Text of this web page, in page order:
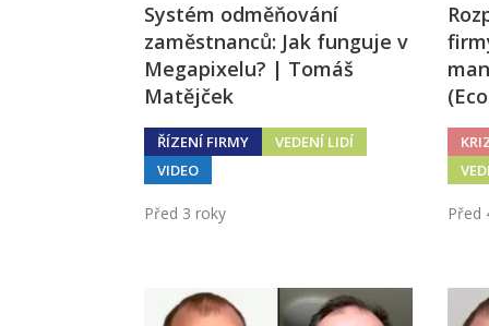
Systém odměňování
zaměstnanců: Jak funguje v
Megapixelu? | Tomáš
Matějček
ŘÍZENÍ FIRMY
VEDENÍ LIDÍ
VIDEO
Před 3 roky Před